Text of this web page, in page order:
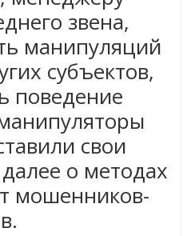
звена,
манипуляций
субъектов,
поведение
свои
о методах
мошенников-